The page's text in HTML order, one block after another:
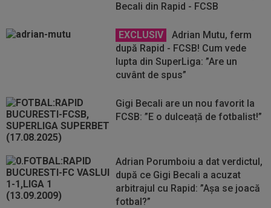
Becali din Rapid - FCSB
EXCLUSIV
Adrian Mutu, ferm
după Rapid - FCSB! Cum vede
lupta din SuperLiga: ”Are un
cuvânt de spus”
Gigi Becali are un nou favorit la
FCSB: ”E o dulceață de fotbalist!”
Adrian Porumboiu a dat verdictul,
după ce Gigi Becali a acuzat
arbitrajul cu Rapid: ”Așa se joacă
fotbal?”